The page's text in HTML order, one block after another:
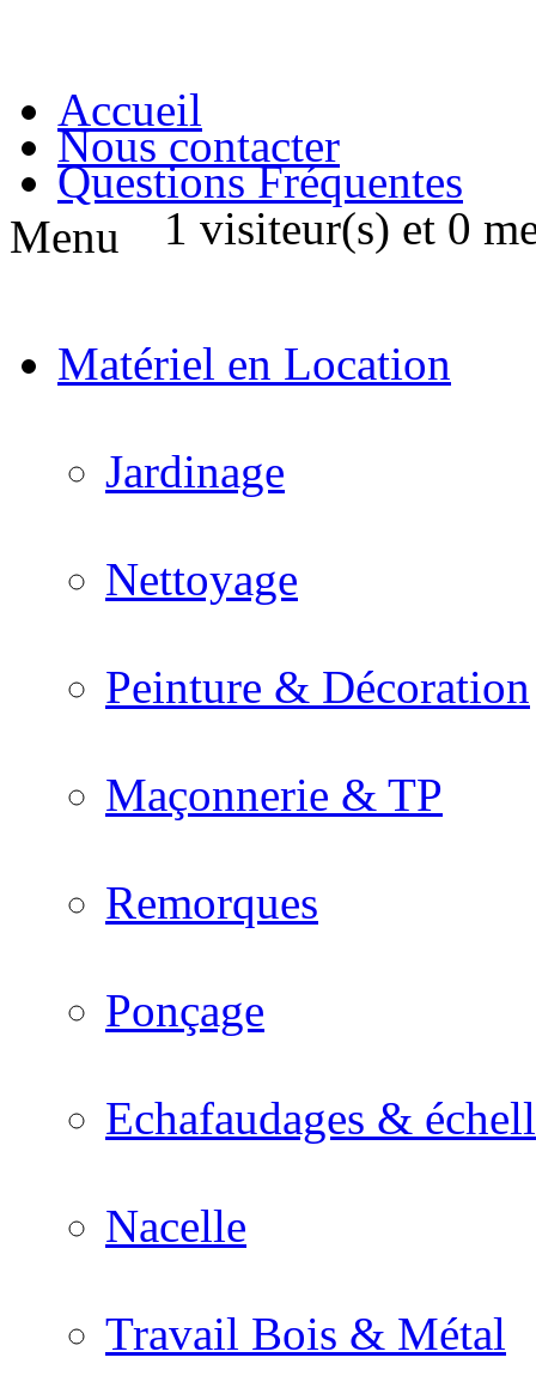
1 visiteur(s) et 0
Accueil
Nous contacter
Questions Fréquentes
Menu
Matériel en Location
Jardinage
Nettoyage
Peinture & Décoration
Maçonnerie & TP
Remorques
Ponçage
Echafaudages &
Nacelle
Travail Bois & Métal